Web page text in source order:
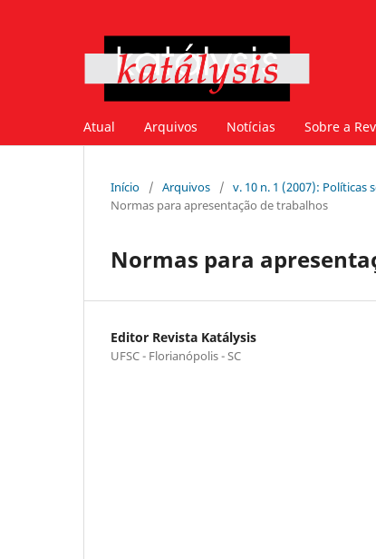
Atual Arquivos Notícias Sobre a
Início / Arquivos / v. 10 n. 1 (2007): Políticas
Normas para apresentação de trabalhos
Normas para
Editor Revista Katálysis
UFSC - Florianópolis - SC